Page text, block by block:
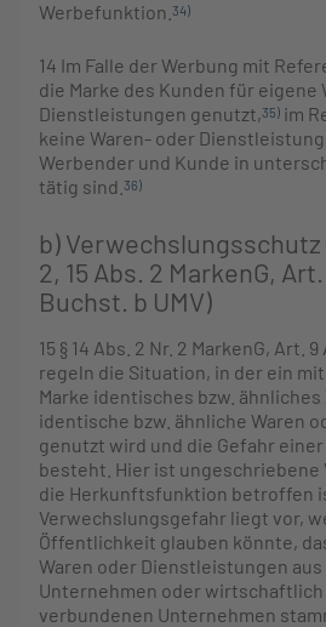
Werbefunktion. 34)
14 Im Falle der Werbung mit
die Marke des Kunden für eigene
Dienstleistungen genutzt,35) im
keine Waren- oder
Werbender und Kunde in
tätig sind. 36)
b) Verwechslungsschutz
2, 15 Abs. 2 MarkenG,
Buchst. b UMV)
15 § 14 Abs. 2 Nr. 2 MarkenG, Art.
regeln die Situation, in der ein
Marke identisches bzw.
identische bzw. ähnliche Waren
genutzt wird und die Gefahr
besteht. Hier ist ungeschriebene
die Herkunftsfunktion betroffen
Verwechslungsgefahr liegt vor,
Öffentlichkeit glauben könnte,
Waren oder Dienstleistungen
Unternehmen oder
verbundenen Unternehmen